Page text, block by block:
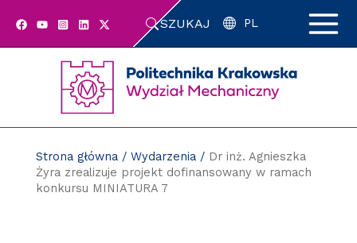
SZUKAJ PL
Strona główna/ Wydarzenia/ Dr inż. Agnieszka
Żyra zrealizuje projekt dofinansowany w ramach
konkursu MINIATURA 7